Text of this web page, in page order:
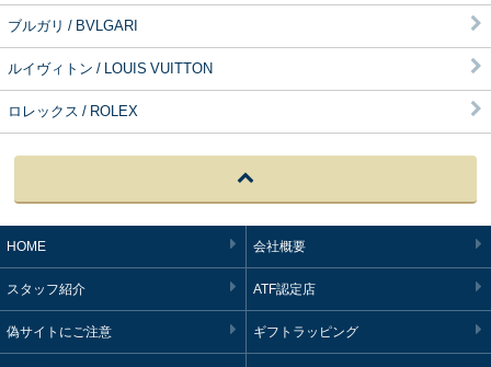
ブルガリ / BVLGARI
ルイヴィトン / LOUIS VUITTON
ロレックス / ROLEX
HOME 会社概要
スタッフ紹介 ATF認定店
偽サイトにご注意 ギフトラッピング